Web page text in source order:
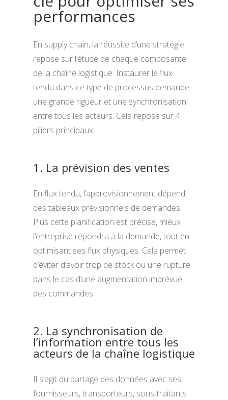
performances
En supply chain, la réussite d’une stratégie
repose sur l’étude de chaque composante
de la chaîne logistique. Instaurer le flux
tendu dans ce type de processus demande
une grande rigueur et une synchronisation
entre tous les acteurs. Cela repose sur 4
piliers principaux.
1. La prévision des ventes
En flux tendu, l’approvisionnement dépend
des tableaux prévisionnels de demandes.
Plus cette planification est précise, mieux
l’entreprise répondra à la demande, tout en
optimisant ses flux physiques. Cela permet
d’éviter d’avoir trop de stock ou une rupture
dans le cas d’une augmentation imprévue
des commandes.
2. La synchronisation de
l’information entre tous les
acteurs de la chaîne logistique
Il s’agit du partage des données avec ses
fournisseurs, transporteurs, sous-traitants